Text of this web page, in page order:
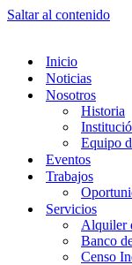
Saltar al contenido
Inicio
Noticias
Nosotros
Historia
Equipo
Eventos
Trabajos
Servicios
Alquiler
Banco
Censo